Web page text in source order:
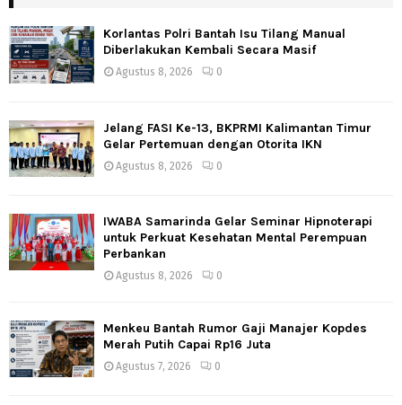
Korlantas Polri Bantah Isu Tilang Manual
Diberlakukan Kembali Secara Masif
Agustus 8, 2026 0
Jelang FASI Ke-13, BKPRMI Kalimantan Timur
Gelar Pertemuan dengan Otorita IKN
Agustus 8, 2026 0
IWABA Samarinda Gelar Seminar Hipnoterapi
untuk Perkuat Kesehatan Mental Perempuan
Perbankan
Agustus 8, 2026 0
Menkeu Bantah Rumor Gaji Manajer Kopdes
Merah Putih Capai Rp16 Juta
Agustus 7, 2026 0